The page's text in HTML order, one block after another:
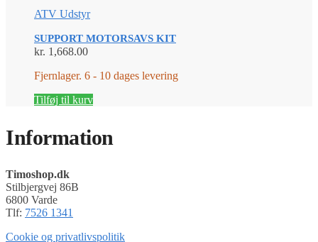
ATV Udstyr
SUPPORT MOTORSAVS KIT
kr. 1,668.00
Fjernlager. 6 - 10 dages levering
Tilføj til kurv
Information
Timoshop.dk
Stilbjergvej 86B
6800 Varde
Tlf: 7526 1341
Cookie og privatlivspolitik